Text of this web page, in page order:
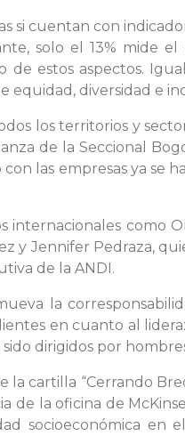
si cuentan con
solo el 13% mide
estos aspectos.
equidad, diversidad e
los territorios y
de la Seccional
las empresas ya se
como
y Jennifer Pedraza,
de la ANDI.
la
en cuanto al
dirigidos por
cartilla “Cerrando
de la oficina de
socioeconómica en